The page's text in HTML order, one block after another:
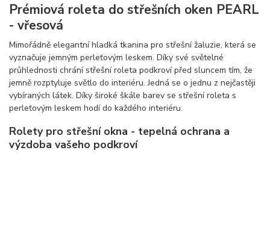
Prémiová roleta do střešních oken PEARL
- vřesová
Mimořádně elegantní hladká tkanina pro střešní žaluzie, která se
vyznačuje jemným perleťovým leskem. Díky své světelné
průhlednosti chrání střešní roleta podkroví před sluncem tím, že
jemně rozptyluje světlo do interiéru. Jedná se o jednu z nejčastěji
vybíraných látek. Díky široké škále barev se střešní roleta s
perleťovým leskem hodí do každého interiéru.
Rolety pro střešní okna - tepelná ochrana a
výzdoba vašeho podkroví